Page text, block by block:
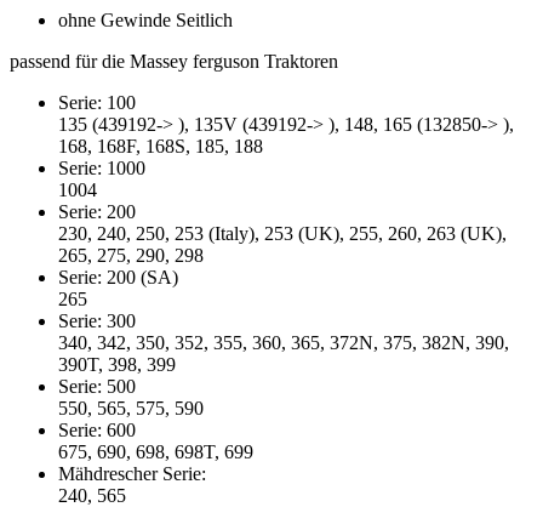
ohne Gewinde Seitlich
passend für die Massey ferguson Traktoren
Serie: 100
135 (439192-> ), 135V (439192-> ), 148, 165 (132850-> ),
168, 168F, 168S, 185, 188
Serie: 1000
1004
Serie: 200
230, 240, 250, 253 (Italy), 253 (UK), 255, 260, 263 (UK),
265, 275, 290, 298
Serie: 200 (SA)
265
Serie: 300
340, 342, 350, 352, 355, 360, 365, 372N, 375, 382N, 390,
390T, 398, 399
Serie: 500
550, 565, 575, 590
Serie: 600
675, 690, 698, 698T, 699
Mähdrescher Serie:
240, 565